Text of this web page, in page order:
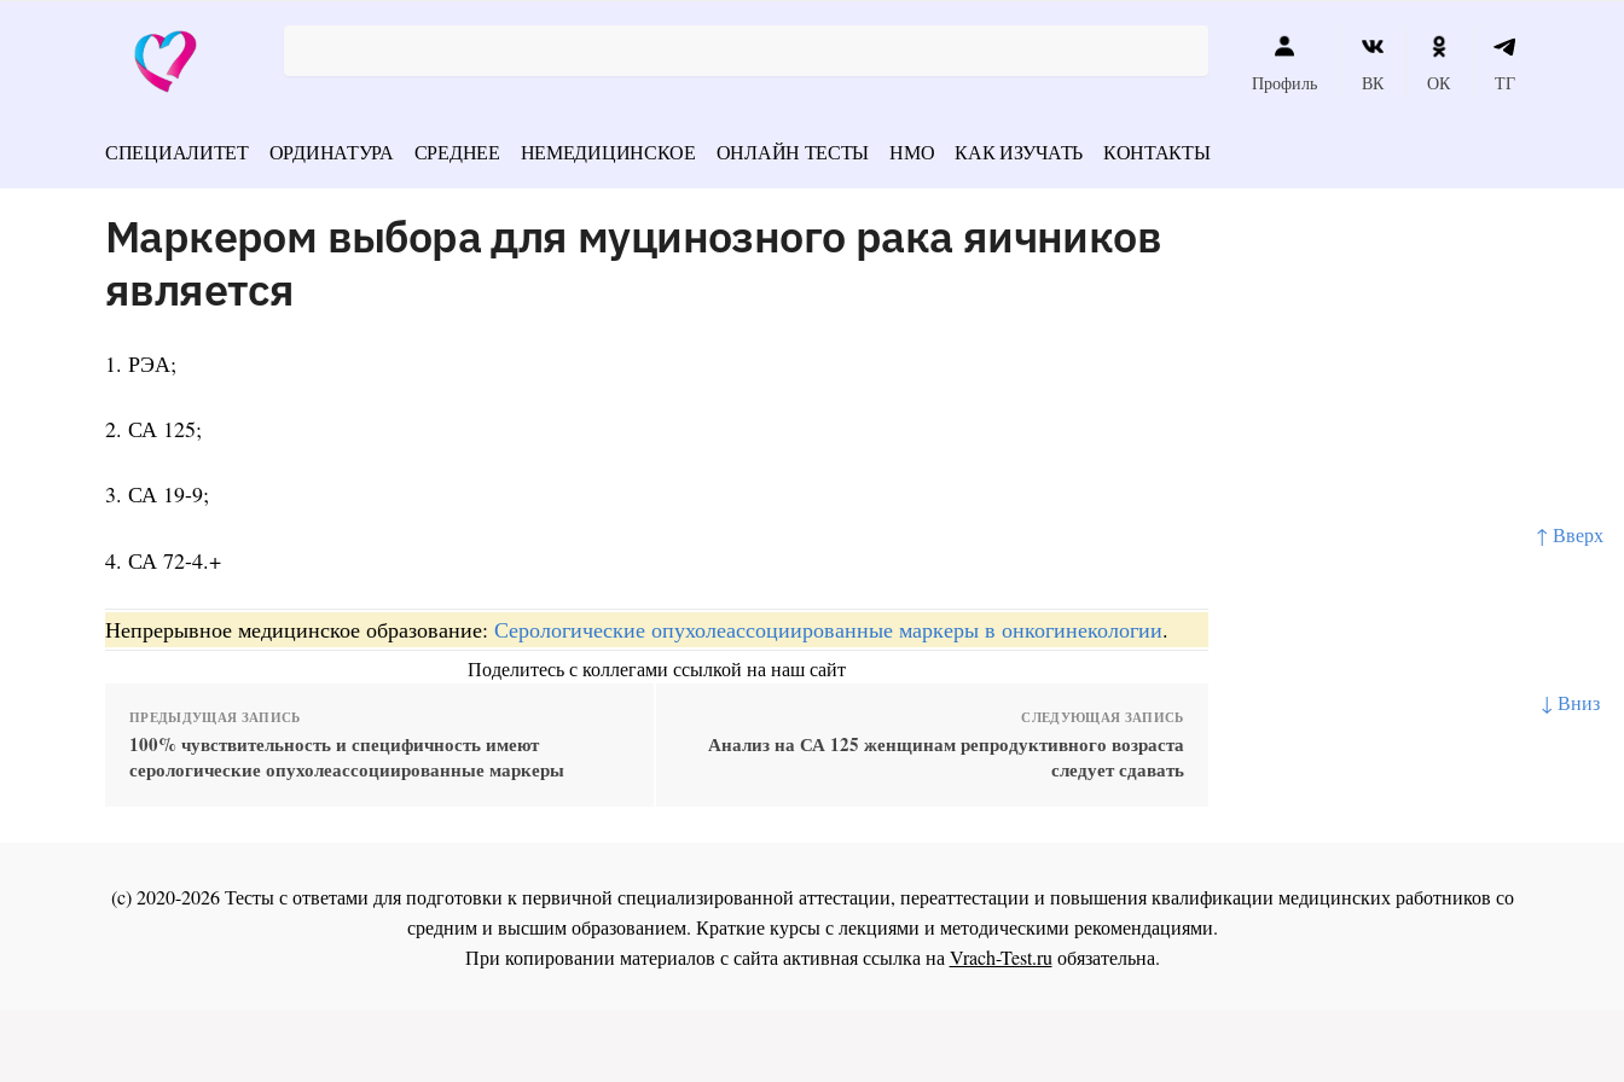
↑ Вверх
↓ Вниз
Профиль ВК ОК ТГ
СПЕЦИАЛИТЕТ ОРДИНАТУРА СРЕДНЕЕ НЕМЕДИЦИНСКОЕ ОНЛАЙН ТЕСТЫ НМО КАК ИЗУЧАТЬ КОНТАКТЫ
Маркером выбора для муцинозного рака яичников
является
1. РЭА;
2. СА 125;
3. СА 19-9;
4. СА 72-4.+
Непрерывное медицинское образование: Серологические опухолеассоциированные маркеры в онкогинекологии.
Поделитесь с коллегами ссылкой на наш сайт
ПРЕДЫДУЩАЯ ЗАПИСЬ
100% чувствительность и специфичность имеют
серологические опухолеассоциированные маркеры
СЛЕДУЮЩАЯ ЗАПИСЬ
Анализ на СА 125 женщинам репродуктивного возраста
следует сдавать
(c) 2020-2026 Тесты с ответами для подготовки к первичной специализированной аттестации, переаттестации и повышения квалификации медицинских работников со
средним и высшим образованием. Краткие курсы с лекциями и методическими рекомендациями.
При копировании материалов с сайта активная ссылка наVrach-Test.ruобязательна.